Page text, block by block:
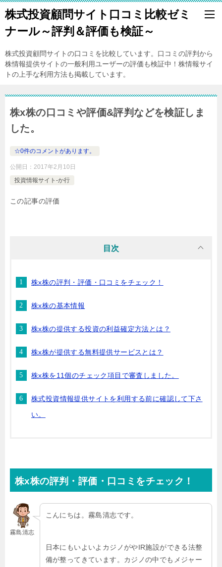
株式投資顧問サイト口コミ比較ゼミ
ナール～評判＆評価も検証～
株式投資顧問サイトの口コミを比較しています。口コミの評判から
株情報提供サイトの一般利用ユーザーの評価も検証中！株情報サイ
トの上手な利用方法も掲載しています。
株x株の口コミや評価&評判などを検証しま
した。
☆0件のコメントがあります。
公開日： 2017年2月10日
投資情報サイト-か行
この記事の評価
目次
株x株の評判・評価・口コミをチェック！
株x株の基本情報
株x株の提供する投資の利益確定方法とは？
株x株が提供する無料提供サービスとは？
株x株を11個のチェック項目で審査しました。
株式投資情報提供サイトを利用する前に確認して下さ
い。
株x株の評判・評価・口コミをチェック！
霧島清志
こんにちは。霧島清志です。
日本にもいよいよカジノがやIR施設ができる法整
備が整ってきています。カジノの中でもメジャー